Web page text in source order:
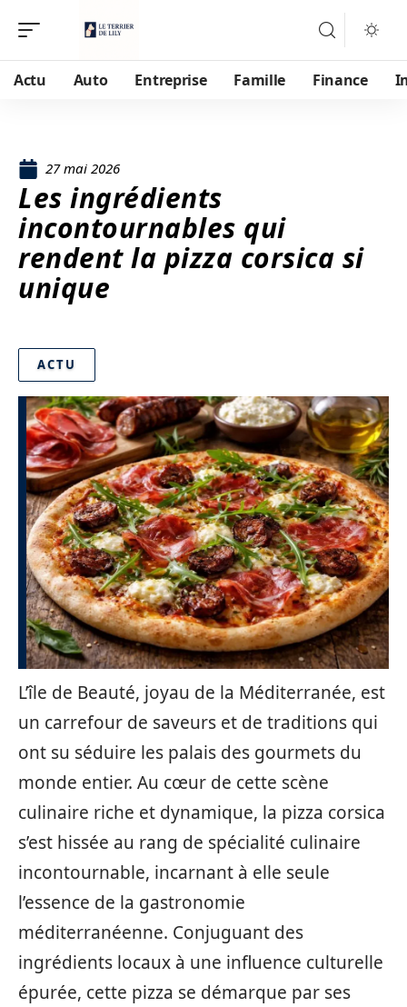
Actu Auto Entreprise Famille Finance
27 mai 2026
Les ingrédients
incontournables qui
rendent la pizza corsica si
unique
ACTU
L’île de Beauté, joyau de la Méditerranée, est
un carrefour de saveurs et de traditions qui
ont su séduire les palais des gourmets du
monde entier. Au cœur de cette scène
culinaire riche et dynamique, la pizza corsica
s’est hissée au rang de spécialité culinaire
incontournable, incarnant à elle seule
l’essence de la gastronomie
méditerranéenne. Conjuguant des
ingrédients locaux à une influence culturelle
épurée, cette pizza se démarque par ses